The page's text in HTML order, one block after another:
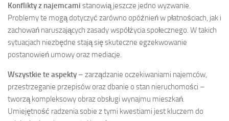
Konflikty z najemcami stanowią jeszcze jedno wyzwanie.
Problemy te mogą dotyczyć zarówno opóźnień w płatnościach, jak i
zachowań naruszających zasady współżycia społecznego. W takich
sytuacjach niezbędne stają się skuteczne egzekwowanie
postanowień umowy oraz mediacje.
Wszystkie te aspekty – zarządzanie oczekiwaniami najemców,
przestrzeganie przepisów oraz dbanie o stan nieruchomości –
tworzą kompleksowy obraz obsługi wynajmu mieszkań.
Umiejętność radzenia sobie z tymi kwestiami jest kluczem do